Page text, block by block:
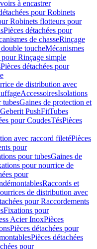
à encastrer
pour Robinets
Robinets flotteurs pour
Pièces détachées pour
de chasseRinçage
toucheMécanismes
pour Rinçage simple
Pièces détachées pour
de distribution avec
AccessoiresIsolations
tubesGaines de protection et
Geberit PushFitTubes
pour CoudesTésPièces
avec raccord filetéPièces
pour
pour tubesGaines de
pour nourrice de
pour
Raccords et
de distribution avec
pour Raccordements
Fixations pour
Acier InoxPièces
Pièces détachées pour
Pièces détachées
pour